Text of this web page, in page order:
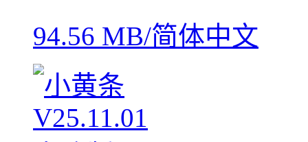
94.56 MB/简体中文